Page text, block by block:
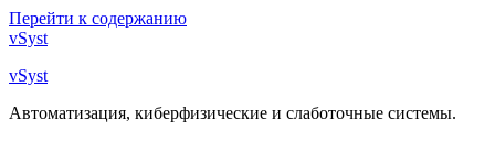
Перейти к содержанию
vSyst
vSyst
Автоматизация, киберфизические и слаботочные системы.